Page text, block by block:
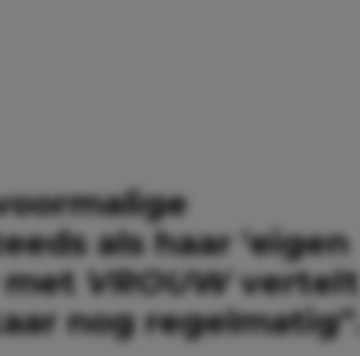
als haar ‘eigen
met VROUWvertelt
nog regelmatig”.